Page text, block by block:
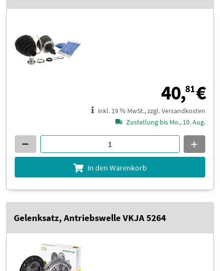
40,81€
inkl. 19 % MwSt., zzgl. Versandkosten
Zustellung bis Mo., 10. Aug.
In den Warenkorb
Gelenksatz, Antriebswelle VKJA 5264